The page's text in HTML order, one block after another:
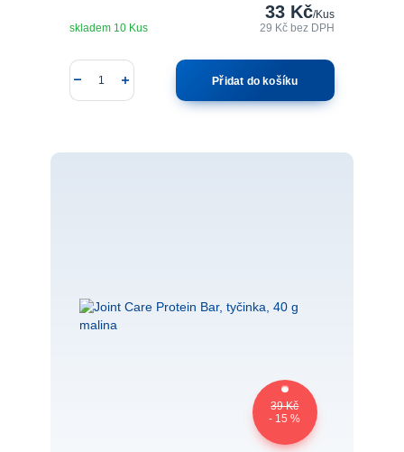
33 Kč/Kus
29 Kč bez DPH
skladem 10 Kus
Přidat do košíku
39 Kč
- 15 %